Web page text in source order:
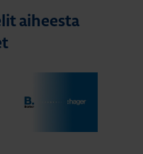
aiheesta